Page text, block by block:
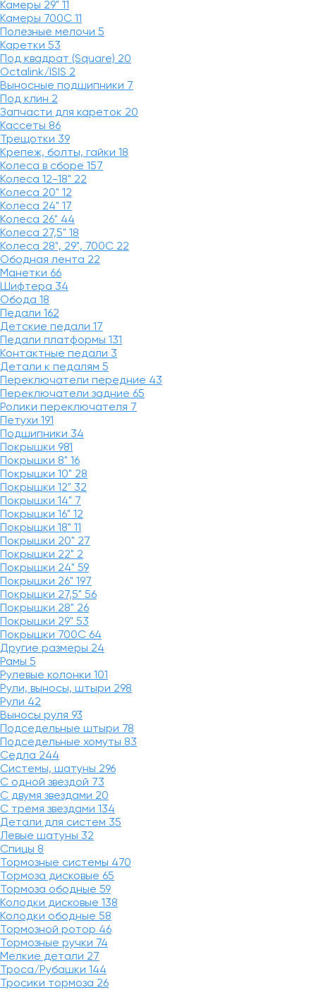
Камеры 29" 11
Камеры 700C 11
Полезные мелочи 5
Каретки 53
Под квадрат (Square) 20
Octalink/ISIS 2
Выносные подшипники 7
Под клин 2
Запчасти для кареток 20
Кассеты 86
Трещотки 39
Крепеж, болты, гайки 18
Колеса в сборе 157
Колеса 12-18" 22
Колеса 20" 12
Колеса 24" 17
Колеса 26" 44
Колеса 27,5" 18
Колеса 28", 29", 700С 22
Ободная лента 22
Манетки 66
Шифтера 34
Обода 18
Педали 162
Детские педали 17
Педали платформы 131
Контактные педали 3
Детали к педалям 5
Переключатели передние 43
Переключатели задние 65
Ролики переключателя 7
Петухи 191
Подшипники 34
Покрышки 981
Покрышки 8" 16
Покрышки 10" 28
Покрышки 12" 32
Покрышки 14" 7
Покрышки 16" 12
Покрышки 18" 11
Покрышки 20" 27
Покрышки 22" 2
Покрышки 24" 59
Покрышки 26" 197
Покрышки 27,5" 56
Покрышки 28" 26
Покрышки 29" 53
Покрышки 700C 64
Другие размеры 24
Рамы 5
Рулевые колонки 101
Рули, выносы, штыри 298
Рули 42
Выносы руля 93
Подседельные штыри 78
Подседельные хомуты 83
Седла 244
Системы, шатуны 296
С одной звездой 73
С двумя звездами 20
С тремя звездами 134
Детали для систем 35
Левые шатуны 32
Спицы 8
Тормозные системы 470
Тормоза дисковые 65
Тормоза ободные 59
Колодки дисковые 138
Колодки ободные 58
Тормозной ротор 46
Тормозные ручки 74
Мелкие детали 27
Троса/Рубашки 144
Тросики тормоза 26